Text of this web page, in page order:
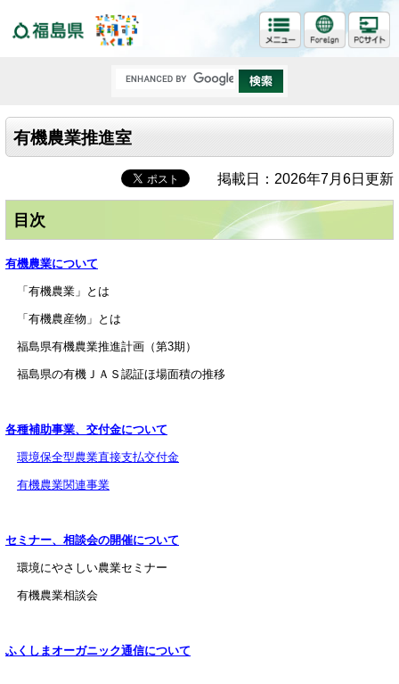
有機農業推進室
掲載日：2026年7月6日更新
目次
有機農業について
「有機農業」とは
「有機農産物」とは
福島県有機農業推進計画（第3期）
福島県の有機ＪＡＳ認証ほ場面積の推移
各種補助事業、交付金について
環境保全型農業直接支払交付金
有機農業関連事業
セミナー、相談会の開催について
環境にやさしい農業セミナー
有機農業相談会
ふくしまオーガニック通信について